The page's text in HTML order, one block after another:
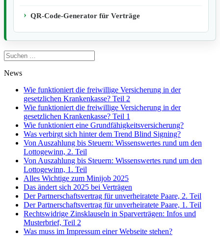
QR-Code-Generator für Verträge
Suchen
nach:
News
Wie funktioniert die freiwillige Versicherung in der
gesetzlichen Krankenkasse? Teil 2
Wie funktioniert die freiwillige Versicherung in der
gesetzlichen Krankenkasse? Teil 1
Wie funktioniert eine Grundfähigkeitsversicherung?
Was verbirgt sich hinter dem Trend Blind Signing?
Von Auszahlung bis Steuern: Wissenswertes rund um den
Lottogewinn, 2. Teil
Von Auszahlung bis Steuern: Wissenswertes rund um den
Lottogewinn, 1. Teil
Alles Wichtige zum Minijob 2025
Das ändert sich 2025 bei Verträgen
Der Partnerschaftsvertrag für unverheiratete Paare, 2. Teil
Der Partnerschaftsvertrag für unverheiratete Paare, 1. Teil
Rechtswidrige Zinsklauseln in Sparverträgen: Infos und
Musterbrief, Teil 2
Was muss im Impressum einer Webseite stehen?